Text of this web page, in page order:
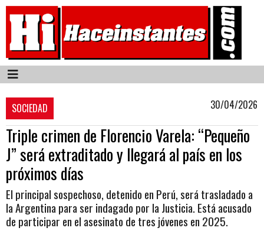
SOCIEDAD 30/04/2026
Triple crimen de Florencio Varela: “Pequeño
J” será extraditado y llegará al país en los
próximos días
El principal sospechoso, detenido en Perú, será trasladado a
la Argentina para ser indagado por la Justicia. Está acusado
de participar en el asesinato de tres jóvenes en 2025.